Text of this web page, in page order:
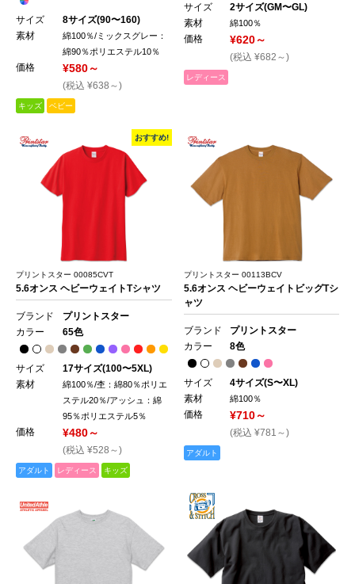
サイズ
8サイズ(90〜160)
素材
綿100％/ミックスグレー：
綿90％ポリエステル10％
価格 ¥580～
(税込 ¥638～)
キッズ ベビー
サイズ
2サイズ(GM〜GL)
素材
綿100％
価格 ¥620～
(税込 ¥682～)
レディース
おすすめ!
プリントスター 00085CVT
5.6オンス ヘビーウェイトTシャツ
ブランド
プリントスター
カラー
65色
サイズ
17サイズ(100〜5XL)
素材
綿100％/杢：綿80％ポリエ
ステル20％/アッシュ：綿
95％ポリエステル5％
価格 ¥480～
(税込 ¥528～)
アダルト レディース キッズ
プリントスター 00113BCV
5.6オンス ヘビーウェイトビッグTシ
ャツ
ブランド
プリントスター
カラー
8色
サイズ
4サイズ(S〜XL)
素材
綿100％
価格 ¥710～
(税込 ¥781～)
アダルト